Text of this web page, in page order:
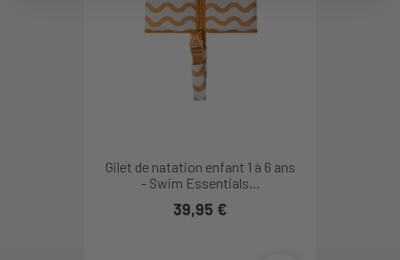
Gilet de natation enfant 1 à 6 ans
- Swim Essentials...
39,95 €